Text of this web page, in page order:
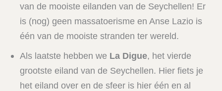
van de mooiste eilanden van de Seychellen! Er
is (nog) geen massatoerisme en Anse Lazio is
één van de mooiste stranden ter wereld.
Als laatste hebben we La Digue, het vierde
grootste eiland van de Seychellen. Hier fiets je
het eiland over en de sfeer is hier één en al